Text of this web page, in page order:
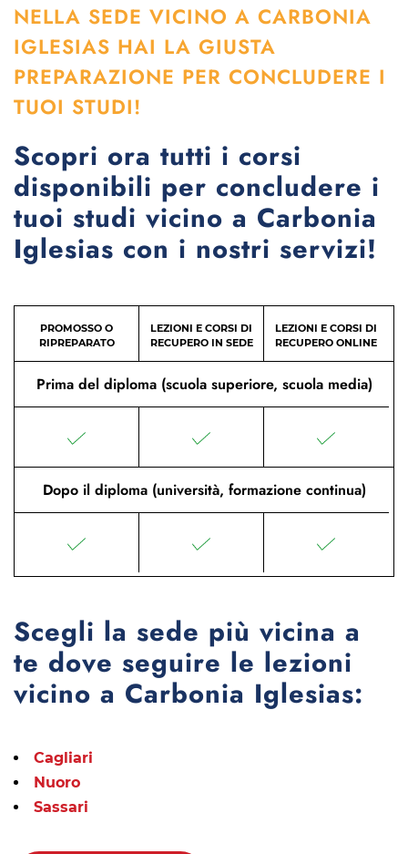
NELLA SEDE VICINO A CARBONIA
IGLESIAS HAI LA GIUSTA
PREPARAZIONE PER CONCLUDERE I
TUOI STUDI!
Scopri ora tutti i corsi
disponibili per concludere i
tuoi studi vicino a Carbonia
Iglesias con i nostri servizi!
PROMOSSO O
RIPREPARATO
LEZIONI E CORSI DI
RECUPERO IN SEDE
LEZIONI E CORSI DI
RECUPERO ONLINE
Prima del diploma (scuola superiore, scuola media)
Dopo il diploma (università, formazione continua)
Scegli la sede più vicina a
te dove seguire le lezioni
vicino a Carbonia Iglesias:
Cagliari
Nuoro
Sassari